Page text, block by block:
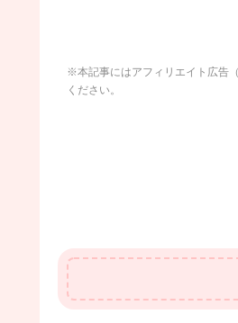
※本記事にはアフィリエイト広告
ください。